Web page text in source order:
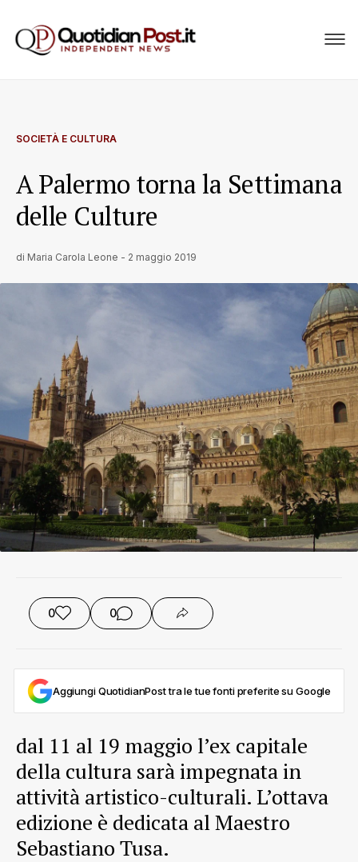
SOCIETÀ E CULTURA
A Palermo torna la Settimana
delle Culture
di Maria Carola Leone - 2 maggio 2019
0 0
Aggiungi QuotidianPost tra le tue fonti preferite su Google
dal 11 al 19 maggio l’ex capitale
della cultura sarà impegnata in
attività artistico-culturali. L’ottava
edizione è dedicata al Maestro
Sebastiano Tusa.